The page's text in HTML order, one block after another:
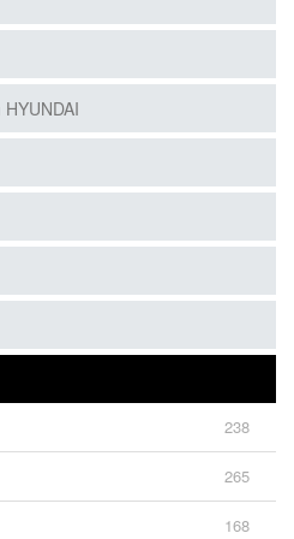
238
265
168